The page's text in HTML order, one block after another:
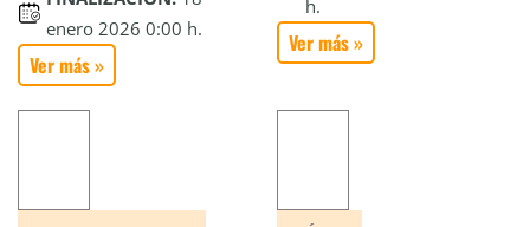
enero 2026 0:00 h.
Ver más »
h.
Ver más »